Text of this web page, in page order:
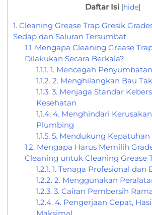
Daftar Isi [hide]
1. Cleaning Grease Trap Gresik
Sedap dan Saluran Tersumbat
1.1.Mengapa Cleaning Grease
Dilakukan Secara Berkala?
1.1.1.1. Mencegah
1.1.2.2. Menghilangkan Bau
1.1.3.3. Menjaga Standar
Kesehatan
1.1.4.4. Menghindari
Plumbing
1.1.5.5. Mendukung
1.2.Mengapa Harus Memilih
Cleaning untuk Cleaning Grease
1.2.1.1. Tenaga Profesional dan
1.2.2.2. Menggunakan
1.2.3.3. Cairan Pembersih
1.2.4.4. Pengerjaan Cepat,